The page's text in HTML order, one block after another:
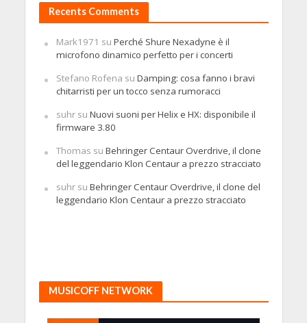
Recents Comments
Mark1971 su Perché Shure Nexadyne è il
microfono dinamico perfetto per i concerti
Stefano Rofena su Damping: cosa fanno i bravi
chitarristi per un tocco senza rumoracci
suhrsu Nuovi suoni per Helix e HX: disponibile il
firmware 3.80
Thomas su Behringer Centaur Overdrive, il clone
del leggendario Klon Centaur a prezzo stracciato
suhrsu Behringer Centaur Overdrive, il clone del
leggendario Klon Centaur a prezzo stracciato
MUSICOFF NETWORK